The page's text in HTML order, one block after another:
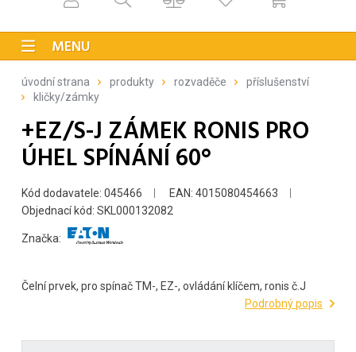
MENU
úvodní strana produkty rozvaděče
příslušenství
kličky/zámky
+EZ/S-J ZÁMEK RONIS PRO
ÚHEL SPÍNÁNÍ 60°
Kód dodavatele: 045466
EAN: 4015080454663
Objednací kód: SKL000132082
Značka:
Čelní prvek, pro spínač TM-, EZ-, ovládání klíčem, ronis č.J
Podrobný popis